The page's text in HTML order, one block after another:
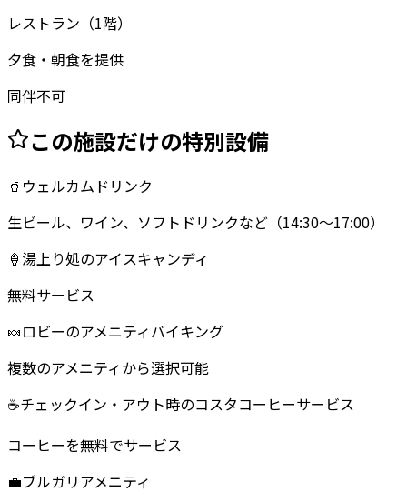
レストラン （1階）
夕食・朝食を提供
同伴不可
この施設だけの特別設備
🥤 ウェルカムドリンク
生ビール、ワイン、ソフトドリンクなど（14:30～17:00）
🍦 湯上り処のアイスキャンディ
無料サービス
🍬ロビーのアメニティバイキング
複数のアメニティから選択可能
☕チェックイン・アウト時のコスタコーヒーサービス
コーヒーを無料でサービス
💼ブルガリアメニティ